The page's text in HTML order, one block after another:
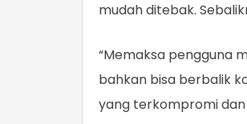
mudah ditebak.
“Memaksa pengguna
bahkan bisa berbalik
yang terkompromi